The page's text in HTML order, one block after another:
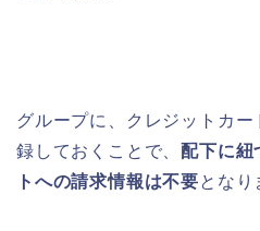
グループに、クレジットカ
録しておくことで、配下に紐
トへの請求情報は不要となり